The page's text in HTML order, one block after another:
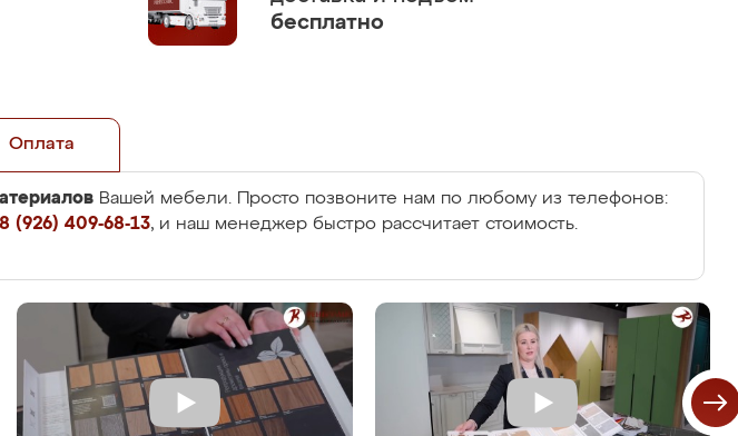
бесплатно
Оплата
Вашей мебели. Просто позвоните нам по любому из телефонов:
8 (926) 409-68-13, и наш менеджер быстро рассчитает стоимость.